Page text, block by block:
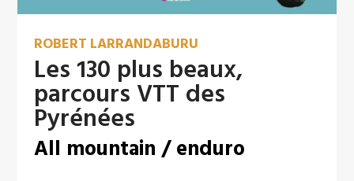
ROBERT LARRANDABURU
Les 130 plus beaux,
parcours VTT des
Pyrénées
All mountain / enduro